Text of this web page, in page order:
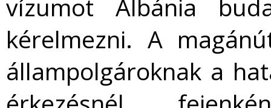
vízumot Albánia
kérelmezni. A
állampolgároknak a